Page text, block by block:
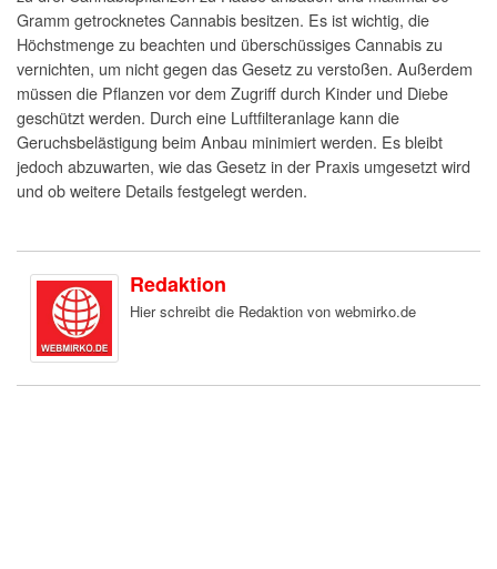
Gramm getrocknetes Cannabis besitzen. Es ist wichtig, die
Höchstmenge zu beachten und überschüssiges Cannabis zu
vernichten, um nicht gegen das Gesetz zu verstoßen. Außerdem
müssen die Pflanzen vor dem Zugriff durch Kinder und Diebe
geschützt werden. Durch eine Luftfilteranlage kann die
Geruchsbelästigung beim Anbau minimiert werden. Es bleibt
jedoch abzuwarten, wie das Gesetz in der Praxis umgesetzt wird
und ob weitere Details festgelegt werden.
Redaktion
Hier schreibt die Redaktion von webmirko.de